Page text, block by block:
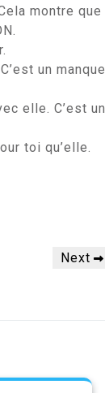
montre que
un manque
elle. C’est un
toi qu’elle.
Next
Next